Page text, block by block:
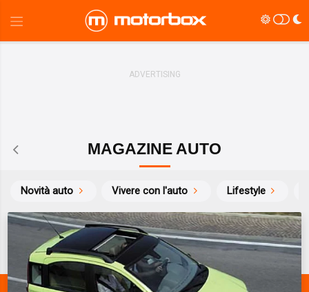
MAGAZINE AUTO
Novità auto Vivere con l'auto Lifestyle